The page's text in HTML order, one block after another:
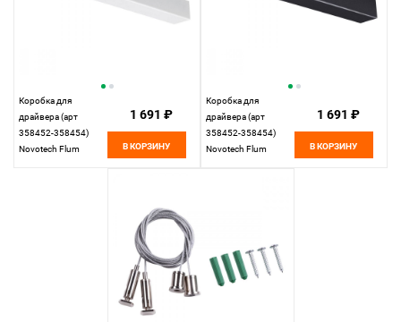
Коробка для
драйвера (арт
358452-358454)
Novotech Flum
1 691 ₽
В КОРЗИНУ
Коробка для
драйвера (арт
358452-358454)
Novotech Flum
1 691 ₽
В КОРЗИНУ